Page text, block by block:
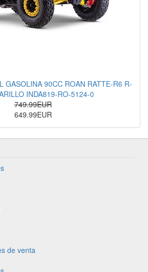
GASOLINA 90CC ROAN RATTE-R6 R-
INDA819-RO-5124-0
749.99EUR
649.99EUR
de venta